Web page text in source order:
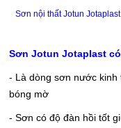
Sơn nội thất Jotun
Sơn Jotun Jotaplast
- Là dòng sơn nước
bóng mờ
- Sơn có độ đàn hồi tốt